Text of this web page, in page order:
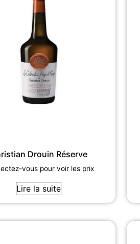
Drouin Réserve
vous pour voir les prix
Lire la suite